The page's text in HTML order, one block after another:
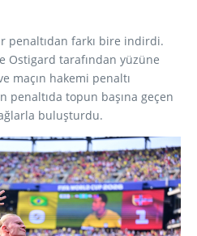
penaltıdan farkı bire indirdi.
Ostigard tarafından yüzüne
maçın hakemi penaltı
penaltıda topun başına geçen
buluşturdu.